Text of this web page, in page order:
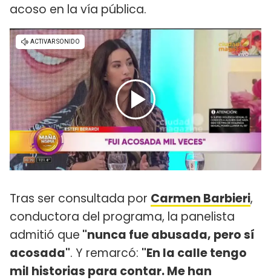
acoso en la vía pública.
Tras ser consultada por Carmen Barbieri,
conductora del programa, la panelista
admitió que "nunca fue abusada, pero sí
acosada". Y remarcó: "En la calle tengo
mil historias para contar. Me han